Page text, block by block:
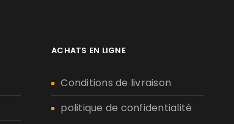
ACHATS EN LIGNE
Conditions de livraison
politique de confidentialité